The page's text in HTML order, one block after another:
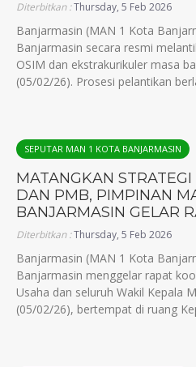
Diterbitkan :Thursday, 5 Feb 2026
Banjarmasin (MAN 1 Kota
Banjarmasin secara resmi
OSIM dan ekstrakurikuler masa
(05/02/26). Prosesi pelantikan
SEPUTAR MAN 1 KOTA BANJARMASIN
MATANGKAN
DAN PMB, PIMPINAN
BANJARMASIN GELAR
Diterbitkan :Thursday, 5 Feb 2026
Banjarmasin (MAN 1 Kota
Banjarmasin menggelar rapat
Usaha dan seluruh Wakil Kepala
(05/02/26), bertempat di ruang